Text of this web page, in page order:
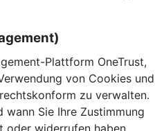
Plattform OneTrust,
von Cookies und
zu verwalten.
Sie Ihre Zustimmung
widerrufen haben.